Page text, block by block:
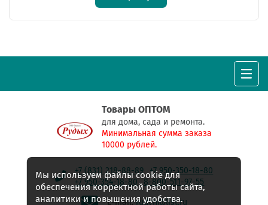
Товары ОПТОМ
для дома, сада и ремонта.
Минимальная сумма заказа
10000 рублей.
+7 (831) 218-88-89
+7 950-350-18-80
+7 950-354-18-80
8-800-511-97-55
E-mail:rudyh@list.ru
Мы используем файлы cookie для
обеспечения корректной работы сайта,
аналитики и повышения удобства.